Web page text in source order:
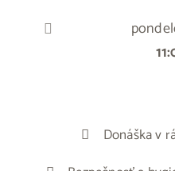
Donáška v